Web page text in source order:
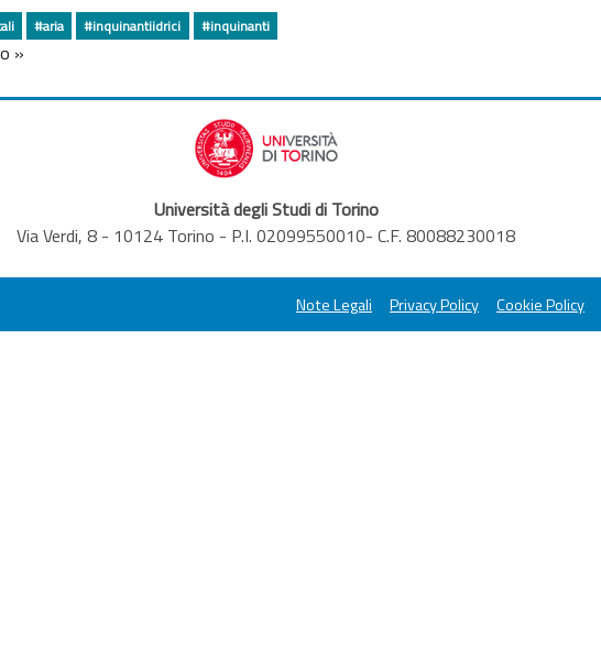
#aria #inquinantiidrici #inquinanti
»
Università degli Studi di Torino
Via Verdi, 8 - 10124 Torino - P.I. 02099550010- C.F. 80088230018
Note Legali Privacy Policy Cookie Policy